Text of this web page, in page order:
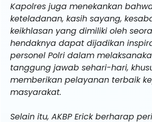
Kapolres juga menekankan
keteladanan, kasih sayang,
keikhlasan yang dimiliki oleh
hendaknya dapat dijadikan
personel Polri dalam
tanggung jawab sehari-hari,
memberikan pelayanan terbaik
masyarakat.
Selain itu, AKBP Erick berharap